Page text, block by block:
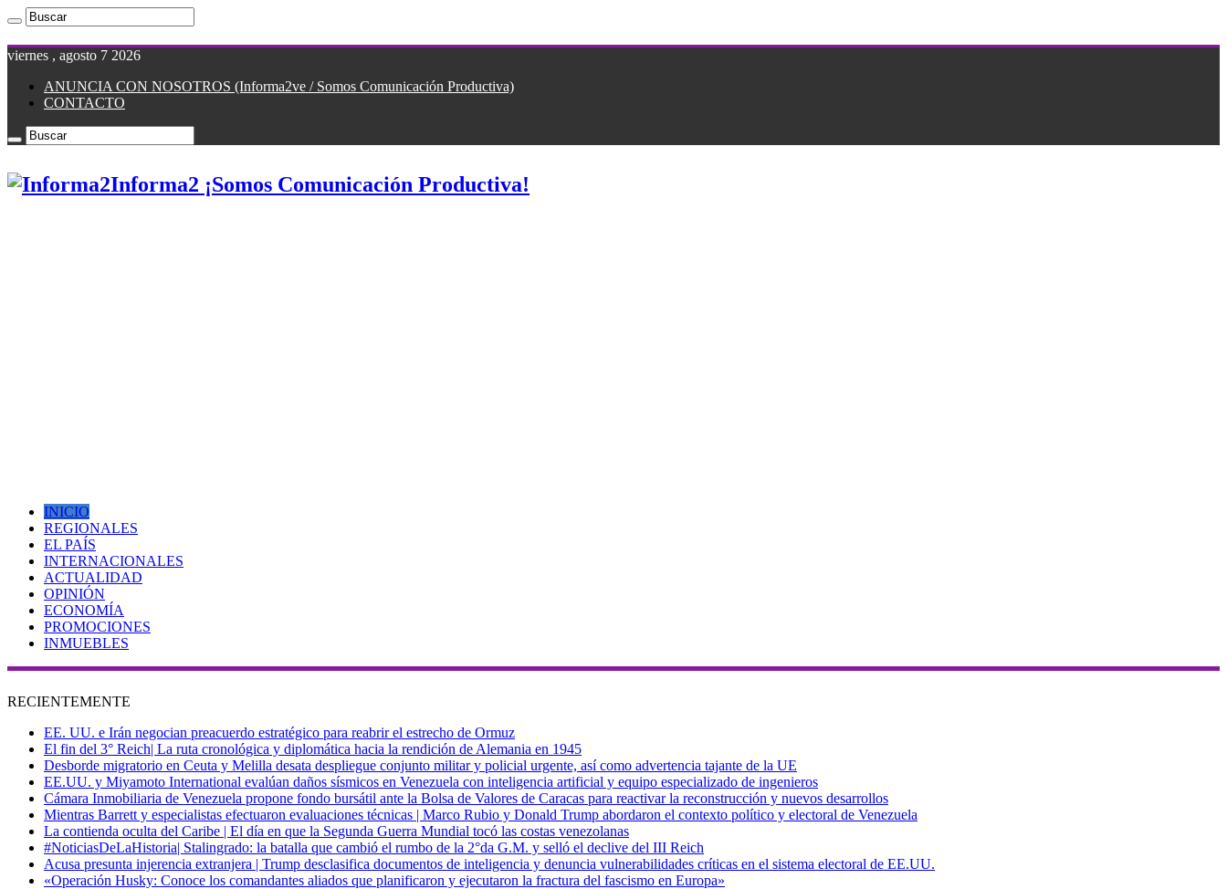
viernes , agosto 7 2026
ANUNCIA CON NOSOTROS (Informa2ve / Somos Comunicación Productiva)
CONTACTO
Informa2 ¡Somos Comunicación Productiva!
INICIO
REGIONALES
EL PAÍS
INTERNACIONALES
ACTUALIDAD
OPINIÓN
ECONOMÍA
PROMOCIONES
INMUEBLES
RECIENTEMENTE
EE. UU. e Irán negocian preacuerdo estratégico para reabrir el estrecho de Ormuz
El fin del 3° Reich| La ruta cronológica y diplomática hacia la rendición de Alemania en 1945
Desborde migratorio en Ceuta y Melilla desata despliegue conjunto militar y policial urgente, así como advertencia tajante de la UE
EE.UU. y Miyamoto International evalúan daños sísmicos en Venezuela con inteligencia artificial y equipo especializado de ingenieros
Cámara Inmobiliaria de Venezuela propone fondo bursátil ante la Bolsa de Valores de Caracas para reactivar la reconstrucción y nuevos desarrollos
Mientras Barrett y especialistas efectuaron evaluaciones técnicas | Marco Rubio y Donald Trump abordaron el contexto político y electoral de Venezuela
La contienda oculta del Caribe | El día en que la Segunda Guerra Mundial tocó las costas venezolanas
#NoticiasDeLaHistoria| Stalingrado: la batalla que cambió el rumbo de la 2°da G.M. y selló el declive del III Reich
Acusa presunta injerencia extranjera | Trump desclasifica documentos de inteligencia y denuncia vulnerabilidades críticas en el sistema electoral de EE.UU.
«Operación Husky: Conoce los comandantes aliados que planificaron y ejecutaron la fractura del fascismo en Europa»